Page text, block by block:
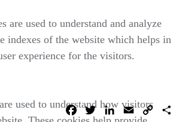
Facebook
TwitterLinkedIn
Email Copy
Link
are used to understand and analyze
indexes of the website which helps in
experience for the visitors.
used to understand how visitors